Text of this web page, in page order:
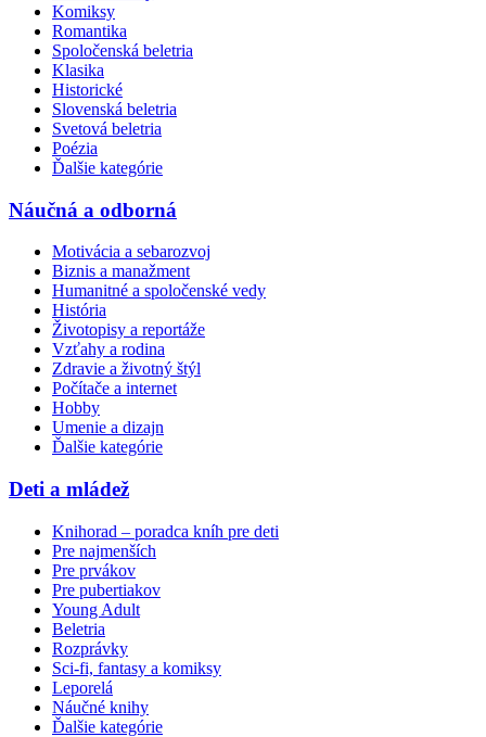
Komiksy
Romantika
Spoločenská beletria
Klasika
Historické
Slovenská beletria
Svetová beletria
Poézia
Ďalšie kategórie
Náučná a odborná
Motivácia a sebarozvoj
Biznis a manažment
Humanitné a spoločenské vedy
História
Životopisy a reportáže
Vzťahy a rodina
Zdravie a životný štýl
Počítače a internet
Hobby
Umenie a dizajn
Ďalšie kategórie
Deti a mládež
Knihorad – poradca kníh pre deti
Pre najmenších
Pre prvákov
Pre pubertiakov
Young Adult
Beletria
Rozprávky
Sci-fi, fantasy a komiksy
Leporelá
Náučné knihy
Ďalšie kategórie